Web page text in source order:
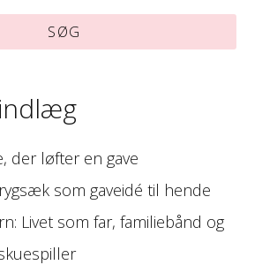
der løfter en gave
som gaveidé til hende
Livet som far, familiebånd og